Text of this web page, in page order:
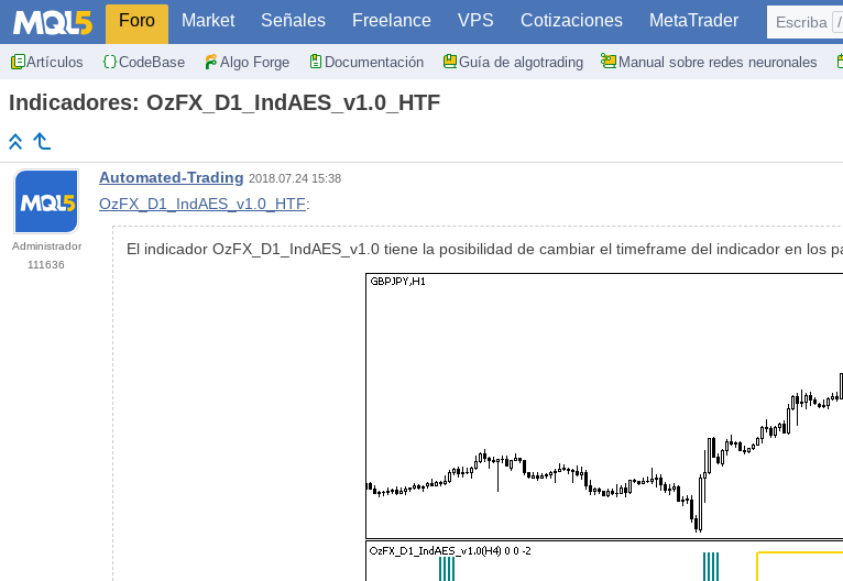
Foro Market Señales Freelance VPS Cotizaciones MetaTrader
Artículos CodeBase Algo Forge Documentación Guía de algotrading Manual sobre redes neuronales
Escriba /
Indicadores: OzFX_D1_IndAES_v1.0_HTF
Administrador
111636
Automated-Trading 2018.07.24 15:38
OzFX_D1_IndAES_v1.0_HTF:
El indicador OzFX_D1_IndAES_v1.0 tiene la posibilidad de cambiar el timeframe del indicador en los